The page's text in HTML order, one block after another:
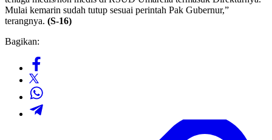
Mulai kemarin sudah tutup sesuai perintah Pak Gubernur,”
terangnya. (S-16)
Bagikan: